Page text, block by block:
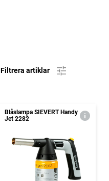
Filtrera artiklar
Blåslampa SIEVERT Handy
Jet 2282